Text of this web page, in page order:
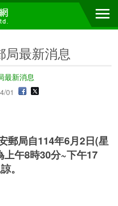
局最新消息
最新消息
01
郵局自114年6月2日(星
午8時30分~下午17
。